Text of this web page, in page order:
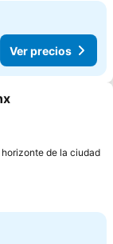
Ver precios
de la ciudad